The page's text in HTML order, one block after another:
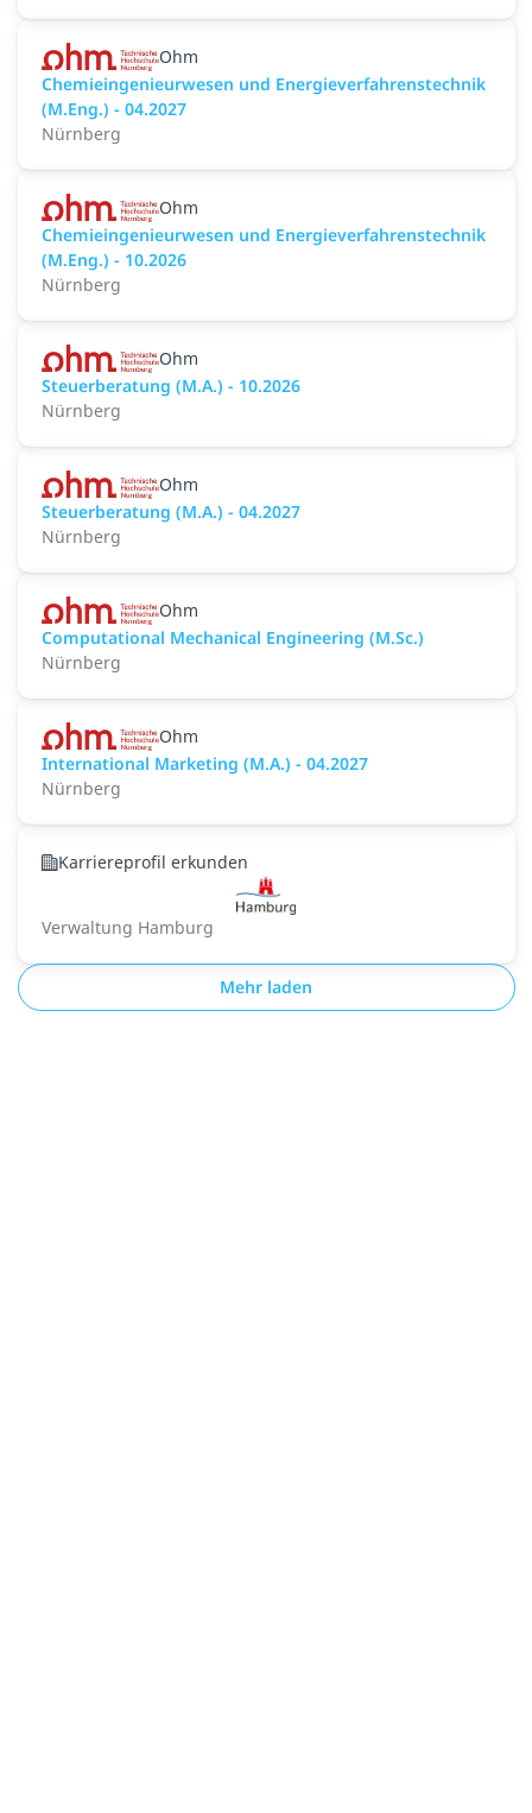
Ohm
Chemieingenieurwesen und Energieverfahrenstechnik
(M.Eng.) - 04.2027
Nürnberg
Ohm
Chemieingenieurwesen und Energieverfahrenstechnik
(M.Eng.) - 10.2026
Nürnberg
Ohm
Steuerberatung (M.A.) - 10.2026
Nürnberg
Ohm
Steuerberatung (M.A.) - 04.2027
Nürnberg
Ohm
Computational Mechanical Engineering (M.Sc.)
Nürnberg
Ohm
International Marketing (M.A.) - 04.2027
Nürnberg
Karriereprofil erkunden
Verwaltung Hamburg
Mehr laden